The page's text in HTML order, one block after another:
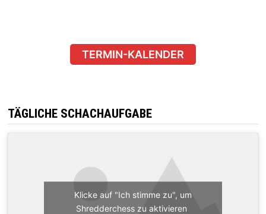
TERMIN-KALENDER
TÄGLICHE SCHACHAUFGABE
Klicke auf "Ich stimme zu", um
Shredderchess zu aktivieren